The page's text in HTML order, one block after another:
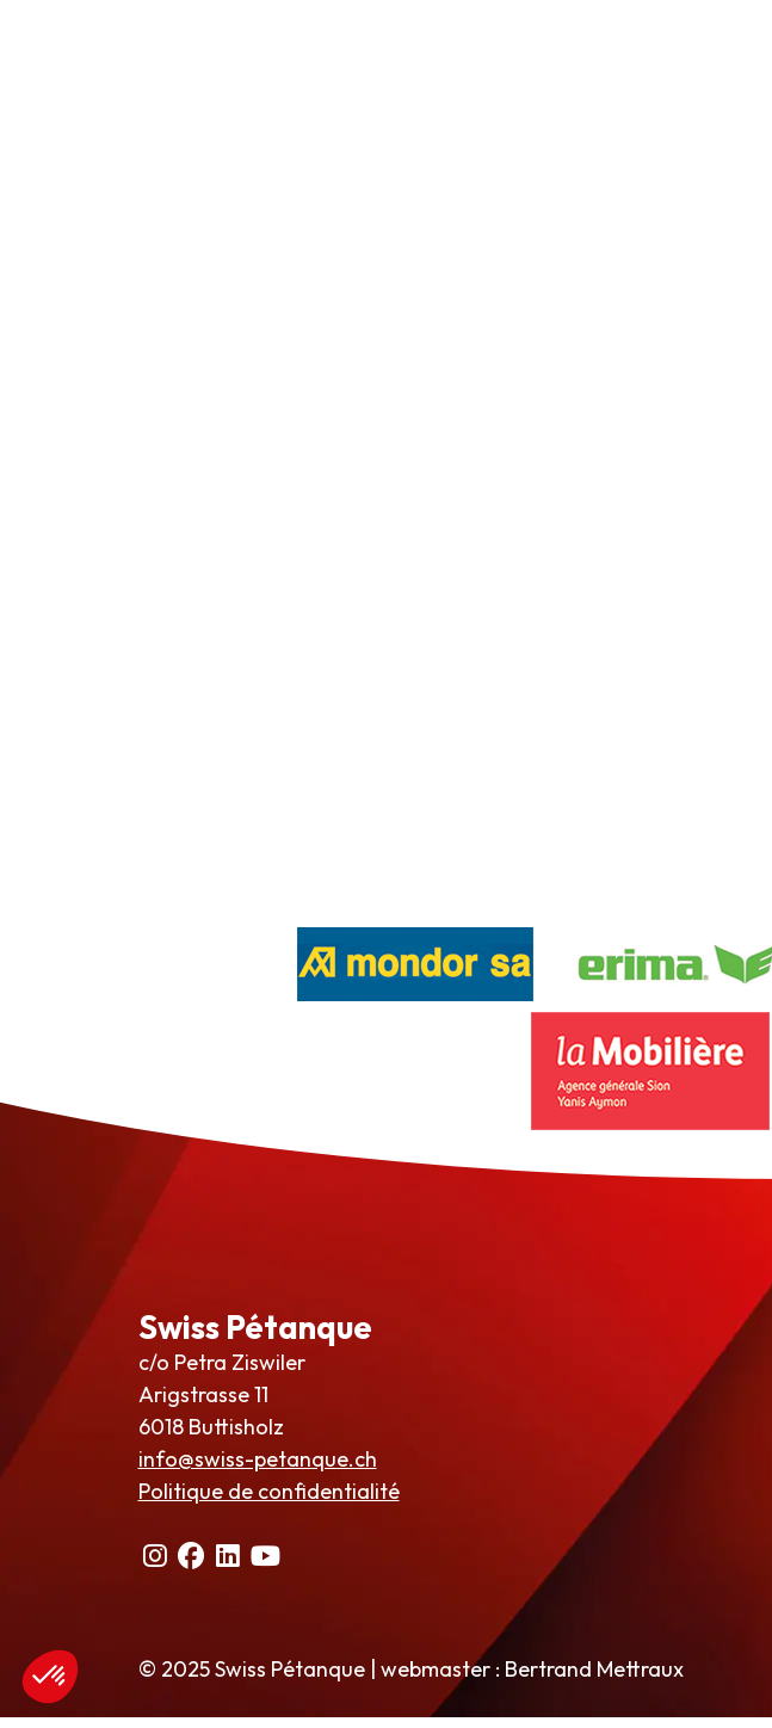
Swiss Pétanque
c/o Petra Ziswiler
Arigstrasse 11
6018 Buttisholz
info@swiss-petanque.ch
Politique de confidentialité
© 2025 Swiss Pétanque | webmaster : Bertrand Mettraux